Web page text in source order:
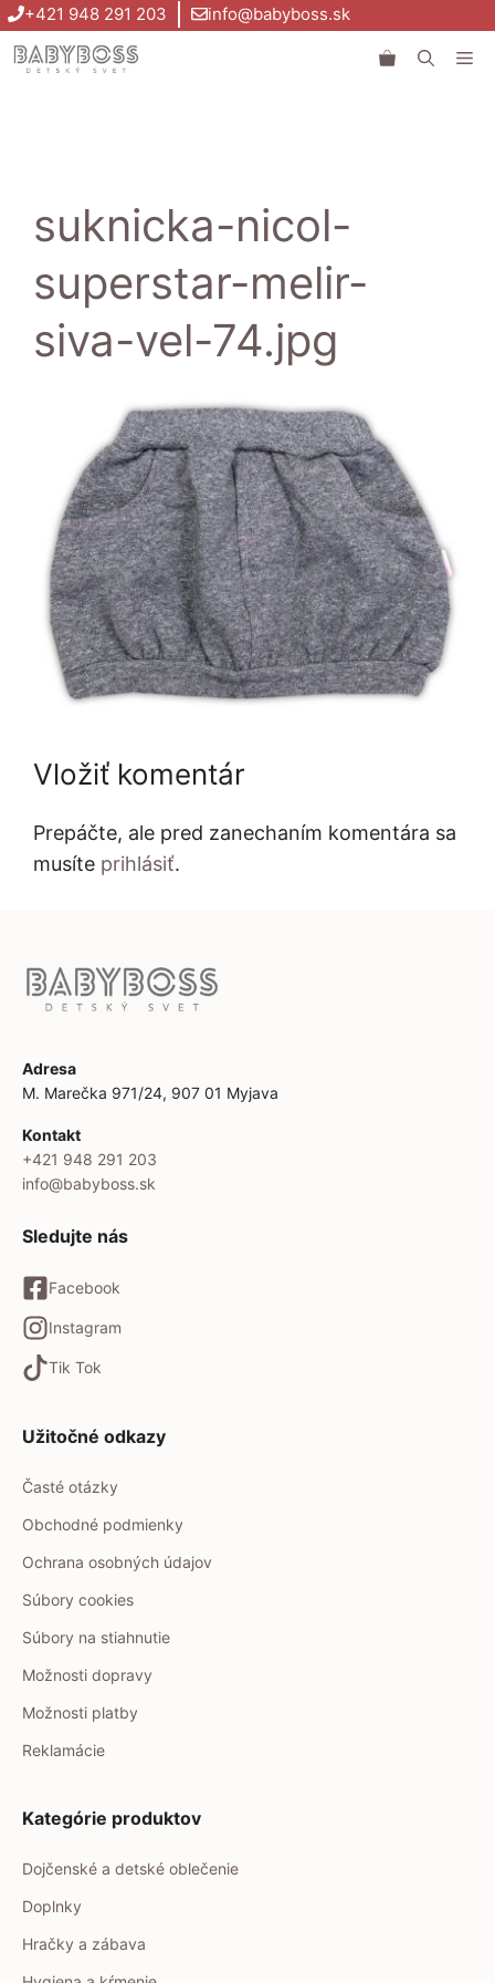
Preskočiť
na
obsah
+421 948 291 203 info@babyboss.sk
suknicka-nicol-
superstar-melir-
siva-vel-74.jpg
Vložiť komentár
Prepáčte, ale pred zanechaním komentára sa
musíte prihlásiť.
Adresa
M. Marečka 971/24, 907 01 Myjava
Kontakt
+421 948 291 203
info@babyboss.sk
Sledujte nás
Facebook
Instagram
Tik Tok
Užitočné odkazy
Časté otázky
Obchodné podmienky
Ochrana osobných údajov
Súbory cookies
Súbory na stiahnutie
Možnosti dopravy
Možnosti platby
Reklamácie
Kategórie produktov
Dojčenské a detské oblečenie
Doplnky
Hračky a zábava